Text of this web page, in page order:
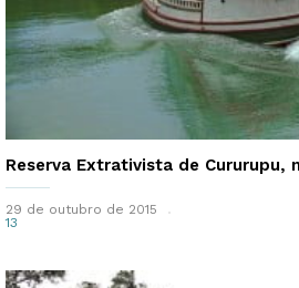
Reserva Extrativista de Cururupu,
29 de outubro de 2015
13